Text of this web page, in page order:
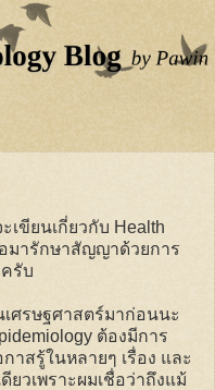
ขียนเกี่ยวกับ Health
มารักษาสัญญาด้วยการ
รับ
ศรษฐศาสตร์มาก่อนนะ
ต้องมีการ
าสรู้ในหลายๆ เรื่อง และ
ยวเพราะผมเชื่อว่าถึงแม้